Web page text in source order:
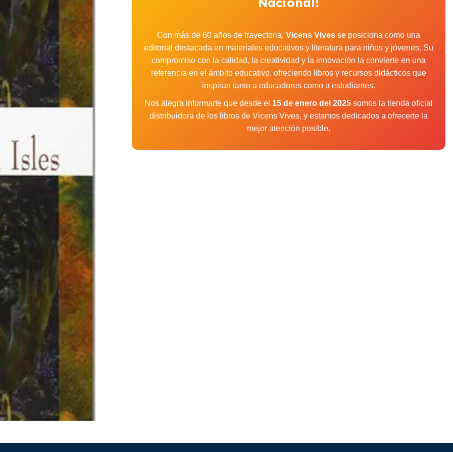
Con más de 60 años de trayectoria, Vicens Vives se posiciona como una
editorial destacada en materiales educativos y literatura para niños y jóvenes. Su
compromiso con la calidad, la creatividad y la innovación la convierte en una
referencia en el ámbito educativo, ofreciendo libros y recursos didácticos que
inspiran tanto a educadores como a estudiantes.
Nos alegra informarte que desde el 15 de enero del 2025 somos la tienda oficial
distribuidora de los libros de Vicens Vives, y estamos dedicados a ofrecerte la
mejor atención posible.